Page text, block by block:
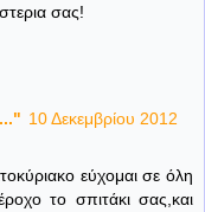
σας!
10 Δεκεμβρίου 2012
εύχομαι σε όλη
το σπιτάκι σας,και